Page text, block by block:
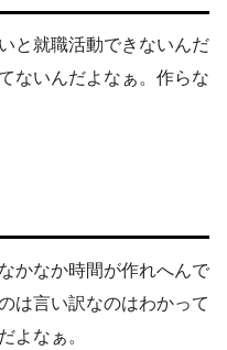
と就職活動できないんだ
ないんだよなぁ。作らな
かなか時間が作れへんで
は言い訳なのはわかって
よなぁ。